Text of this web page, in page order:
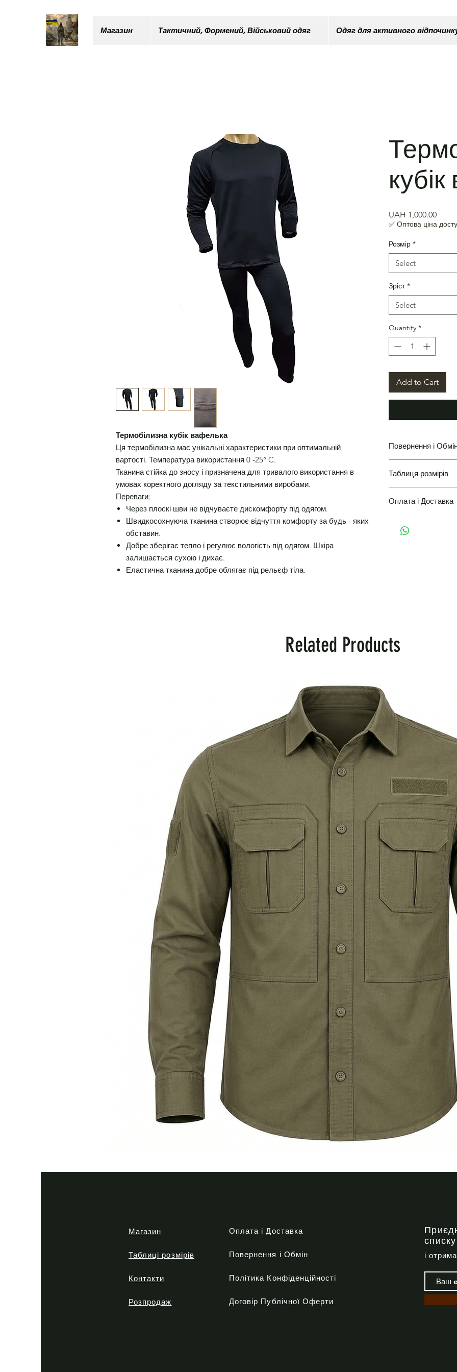
Магазин Тактичний, Формений, Військовий одяг Одяг для активного
Термобілизна кубік вафелька
Ця термобілизна має унікальні характеристики при оптимальній
вартості. Температура використання 0 -25° C.
Тканина стійка до зносу і призначена для тривалого використання в
умовах коректного догляду за текстильними виробами.
Переваги:
Через плоскі шви не відчуваєте дискомфорту під одягом.
Швидкосохнуюча тканина створює відчуття комфорту за будь - яких
обставин.
Добре зберігає тепло і регулює вологість під одягом. Шкіра
залишається сухою і дихає.
Еластична тканина добре облягає під рельєф тіла.
UAH 1,000.00Price
✅ Оптова ціна
Розмір *
Select
Зріст *
Select
Quantity *
Add to Cart
Повернення і
Повернення і Обмін
Таблиця розмірів
Таблиці розмірів
Оплата і Доставка
Варіанти оплати і
Related Products
Магазин
Таблиці розмірів
Контакти
Розпродаж
Оплата і Доставка
Повернення і Обмін
Політика Конфіденційності
Договір Публічної Оферти
і